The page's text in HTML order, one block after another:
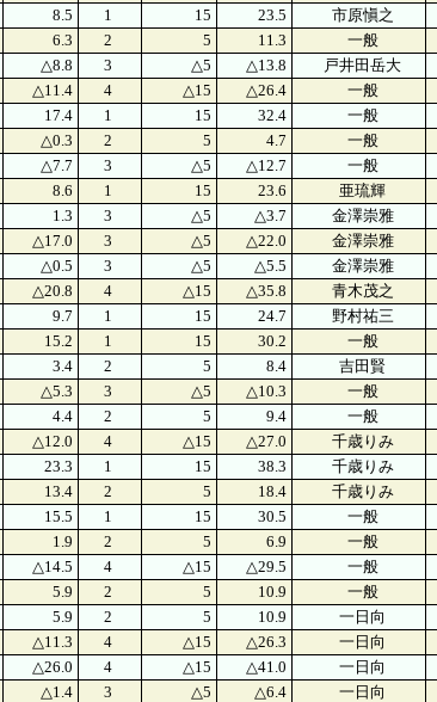
8.5 1 15 23.5 市原愼之
6.3 2 5 11.3 一般
△8.8 3 △5 △13.8 戸井田岳大
△11.4 4 △15 △26.4 一般
17.4 1 15 32.4 一般
△0.3 2 5 4.7 一般
△7.7 3 △5 △12.7 一般
8.6 1 15 23.6 亜琉輝
1.3 3 △5 △3.7 金澤崇雅
△17.0 3 △5 △22.0 金澤崇雅
△0.5 3 △5 △5.5 金澤崇雅
△20.8 4 △15 △35.8 青木茂之
9.7 1 15 24.7 野村祐三
15.2 1 15 30.2 一般
3.4 2 5 8.4 吉田賢
△5.3 3 △5 △10.3 一般
4.4 2 5 9.4 一般
△12.0 4 △15 △27.0 千歳りみ
23.3 1 15 38.3 千歳りみ
13.4 2 5 18.4 千歳りみ
15.5 1 15 30.5 一般
1.9 2 5 6.9 一般
△14.5 4 △15 △29.5 一般
5.9 2 5 10.9 一般
5.9 2 5 10.9 一日向
△11.3 4 △15 △26.3 一日向
△26.0 4 △15 △41.0 一日向
△1.4 3 △5 △6.4 一日向